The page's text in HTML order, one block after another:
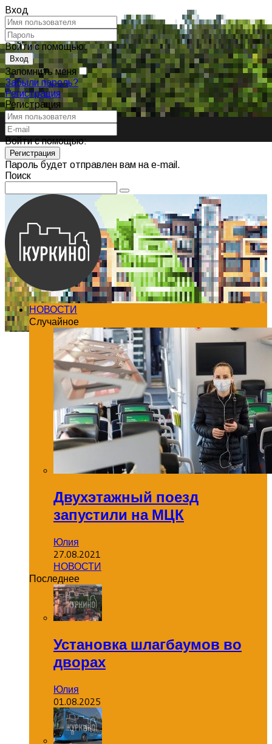
Вход
Войти с помощью:
Запомнить меня
Забыли пароль?
Регистрация
Регистрация
Войти с помощью:
Пароль будет отправлен вам на e-mail.
Поиск
НОВОСТИ
Случайное
Двухэтажный поезд
запустили на МЦК
Юлия
27.08.2021
НОВОСТИ
Последнее
Установка шлагбаумов во
дворах
Юлия
01.08.2025